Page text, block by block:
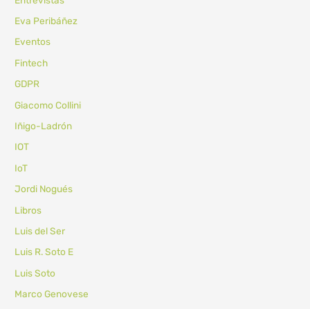
Eva Peribáñez
Eventos
Fintech
GDPR
Giacomo Collini
Iñigo-Ladrón
IOT
IoT
Jordi Nogués
Libros
Luis del Ser
Luis R. Soto E
Luis Soto
Marco Genovese